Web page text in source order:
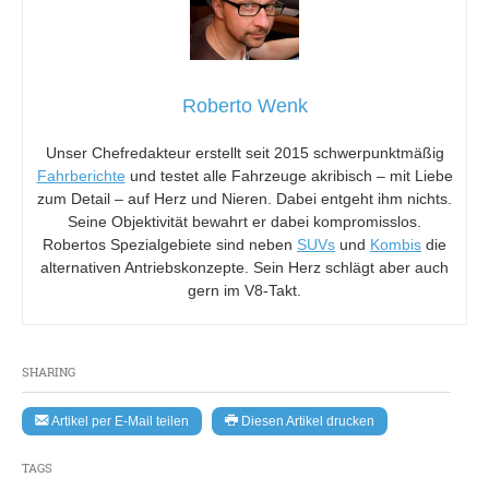
SHARING
Artikel per E-Mail teilen Diesen Artikel drucken
TAGS
Roberto Wenk
Unser Chefredakteur erstellt seit 2015 schwerpunktmäßig
Fahrberichte und testet alle Fahrzeuge akribisch – mit Liebe
zum Detail – auf Herz und Nieren. Dabei entgeht ihm nichts.
Seine Objektivität bewahrt er dabei kompromisslos.
Robertos Spezialgebiete sind neben SUVs und Kombis die
alternativen Antriebskonzepte. Sein Herz schlägt aber auch
gern im V8-Takt.